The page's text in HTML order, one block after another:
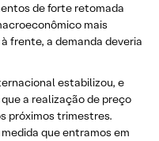
de forte retomada
mais
frente, a demanda deveria
estabilizou, e
a realização de preço
próximos trimestres.
que entramos em